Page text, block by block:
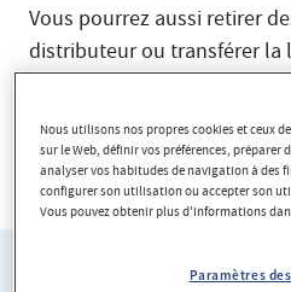
Vous pourrez aussi retirer
distributeur ou transférer la
Voir toutes les caractéristiques
Nous utilisons nos propres cookies et ceux
sur le Web, définir vos préférences,
analyser vos habitudes de navigation à des
configurer son utilisation ou accepter son
Vous pouvez obtenir plus d'informations
Paramètres